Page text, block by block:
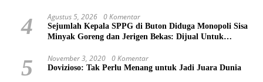
4 Agustus 5, 2026 0 Komentar
Sejumlah Kepala SPPG di Buton Diduga Monopoli Sisa
Minyak Goreng dan Jerigen Bekas: Dijual Untuk
5 November 3, 2020 0 Komentar
Dovizioso: Tak Perlu Menang untuk Jadi Juara Dunia